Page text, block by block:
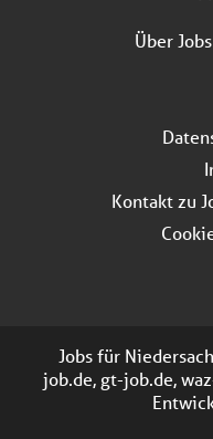
Über
Kontakt zu
Jobs für
job.de, gt-job.de,